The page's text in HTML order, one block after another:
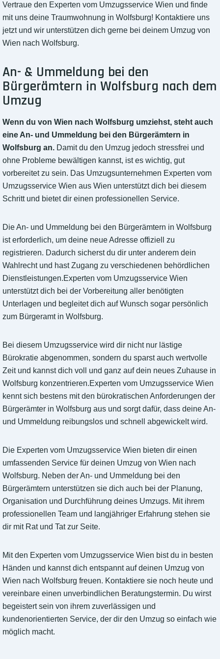
Vertraue den Experten vom Umzugsservice Wien und finde
mit uns deine Traumwohnung in Wolfsburg! Kontaktiere uns
jetzt und wir unterstützen dich gerne bei deinem Umzug von
Wien nach Wolfsburg.
An- & Ummeldung bei den
Bürgerämtern in Wolfsburg nach dem
Umzug
Wenn du von Wien nach Wolfsburg umziehst, steht auch
eine An- und Ummeldung bei den Bürgerämtern in
Wolfsburg an. Damit du den Umzug jedoch stressfrei und
ohne Probleme bewältigen kannst, ist es wichtig, gut
vorbereitet zu sein. Das Umzugsunternehmen Experten vom
Umzugsservice Wien aus Wien unterstützt dich bei diesem
Schritt und bietet dir einen professionellen Service.
Die An- und Ummeldung bei den Bürgerämtern in Wolfsburg
ist erforderlich, um deine neue Adresse offiziell zu
registrieren. Dadurch sicherst du dir unter anderem dein
Wahlrecht und hast Zugang zu verschiedenen behördlichen
Dienstleistungen.Experten vom Umzugsservice Wien
unterstützt dich bei der Vorbereitung aller benötigten
Unterlagen und begleitet dich auf Wunsch sogar persönlich
zum Bürgeramt in Wolfsburg.
Bei diesem Umzugsservice wird dir nicht nur lästige
Bürokratie abgenommen, sondern du sparst auch wertvolle
Zeit und kannst dich voll und ganz auf dein neues Zuhause in
Wolfsburg konzentrieren.Experten vom Umzugsservice Wien
kennt sich bestens mit den bürokratischen Anforderungen der
Bürgerämter in Wolfsburg aus und sorgt dafür, dass deine An-
und Ummeldung reibungslos und schnell abgewickelt wird.
Die Experten vom Umzugsservice Wien bieten dir einen
umfassenden Service für deinen Umzug von Wien nach
Wolfsburg. Neben der An- und Ummeldung bei den
Bürgerämtern unterstützen sie dich auch bei der Planung,
Organisation und Durchführung deines Umzugs. Mit ihrem
professionellen Team und langjähriger Erfahrung stehen sie
dir mit Rat und Tat zur Seite.
Mit den Experten vom Umzugsservice Wien bist du in besten
Händen und kannst dich entspannt auf deinen Umzug von
Wien nach Wolfsburg freuen. Kontaktiere sie noch heute und
vereinbare einen unverbindlichen Beratungstermin. Du wirst
begeistert sein von ihrem zuverlässigen und
kundenorientierten Service, der dir den Umzug so einfach wie
möglich macht.